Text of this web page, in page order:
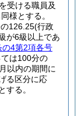
受ける職員及
様とする。
126.25(行政
が6級以上であ
の4第2項各号
は100分の
以内の期間に
る区分に応
する。